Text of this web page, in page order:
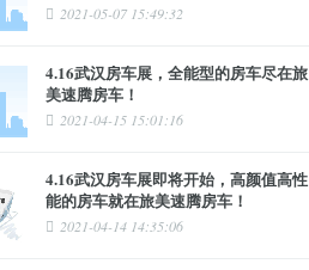
2021-05-07 15:49:32
4.16武汉房车展，全能型的房车尽在旅
美速腾房车！
2021-04-15 15:01:16
4.16武汉房车展即将开始，高颜值高性
能的房车就在旅美速腾房车！
2021-04-14 14:35:06